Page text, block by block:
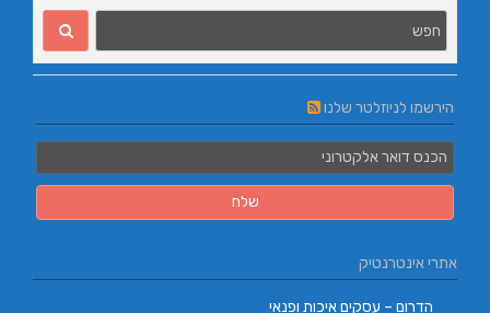
הירשמו לניוזלטר שלנו
אתרי אינטרנטיק
הדרום – עסקים איכות ופנאי